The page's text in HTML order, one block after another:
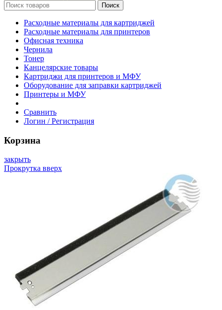
Поиск
Расходные материалы для картриджей
Расходные материалы для принтеров
Офисная техника
Чернила
Тонер
Канцелярские товары
Картриджи для принтеров и МФУ
Оборудование для заправки картриджей
Принтеры и МФУ
Сравнить
Логин / Регистрация
Корзина
закрыть
Прокрутка вверх